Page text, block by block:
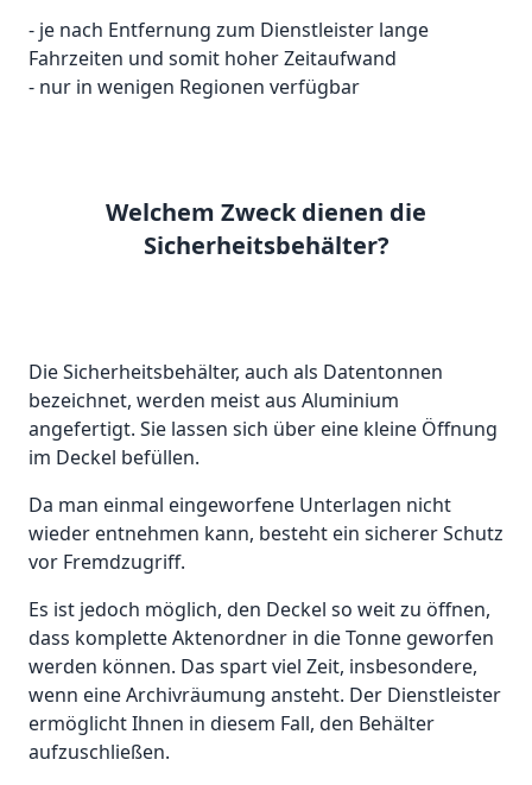
- je nach Entfernung zum Dienstleister lange
Fahrzeiten und somit hoher Zeitaufwand
- nur in wenigen Regionen verfügbar
Welchem Zweck dienen die
Sicherheitsbehälter?
Die Sicherheitsbehälter, auch als Datentonnen
bezeichnet, werden meist aus Aluminium
angefertigt. Sie lassen sich über eine kleine Öffnung
im Deckel befüllen.
Da man einmal eingeworfene Unterlagen nicht
wieder entnehmen kann, besteht ein sicherer Schutz
vor Fremdzugriff.
Es ist jedoch möglich, den Deckel so weit zu öffnen,
dass komplette Aktenordner in die Tonne geworfen
werden können. Das spart viel Zeit, insbesondere,
wenn eine Archivräumung ansteht. Der Dienstleister
ermöglicht Ihnen in diesem Fall, den Behälter
aufzuschließen.